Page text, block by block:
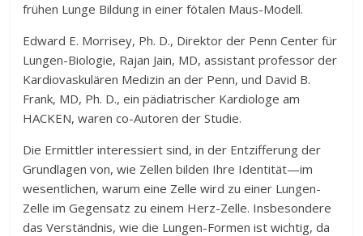
frühen Lunge Bildung in einer fötalen Maus-Modell.
Edward E. Morrisey, Ph. D., Direktor der Penn Center für
Lungen-Biologie, Rajan Jain, MD, assistant professor der
Kardiovaskulären Medizin an der Penn, und David B.
Frank, MD, Ph. D., ein pädiatrischer Kardiologe am
HACKEN, waren co-Autoren der Studie.
Die Ermittler interessiert sind, in der Entzifferung der
Grundlagen von, wie Zellen bilden Ihre Identität—im
wesentlichen, warum eine Zelle wird zu einer Lungen-
Zelle im Gegensatz zu einem Herz-Zelle. Insbesondere
das Verständnis, wie die Lungen-Formen ist wichtig, da